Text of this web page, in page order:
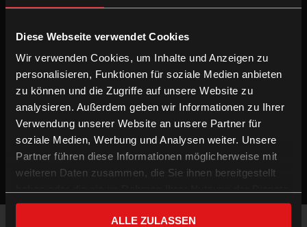
Diese Webseite verwendet Cookies
Wir verwenden Cookies, um Inhalte und Anzeigen zu
personalisieren, Funktionen für soziale Medien anbieten
zu können und die Zugriffe auf unsere Website zu
analysieren. Außerdem geben wir Informationen zu Ihrer
Verwendung unserer Website an unsere Partner für
soziale Medien, Werbung und Analysen weiter. Unsere
Partner führen diese Informationen möglicherweise mit
weiteren Daten zusammen, die Sie ihnen bereitgestellt
gesammelt haben.
ALLE ZULASSEN
Gutscheine
Account
Warenkorb
Suche